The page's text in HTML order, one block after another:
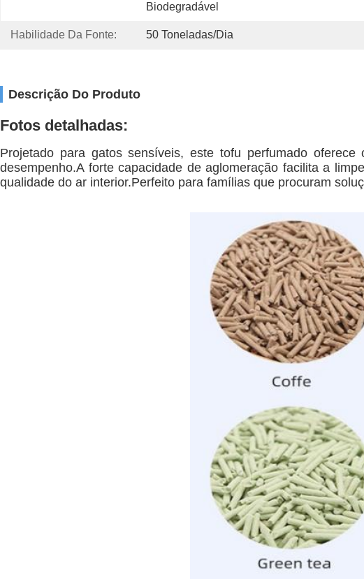
Biodegradável
Habilidade Da Fonte: 50 Toneladas/Dia
Descrição Do Produto
Fotos detalhadas:
Projetado para gatos sensíveis, este tofu perfumado
desempenho.A forte capacidade de aglomeração facilita a
qualidade do ar interior.Perfeito para famílias que procuram